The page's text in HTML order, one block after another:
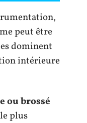
peut être
dominent
intérieure
ou brossé
plus